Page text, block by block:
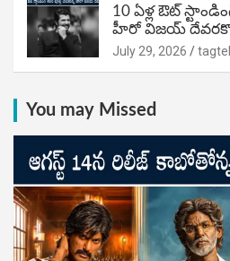
10 ఏళ్ల ఔట్
హీరో విజయ్
July 29, 2026
You may Missed